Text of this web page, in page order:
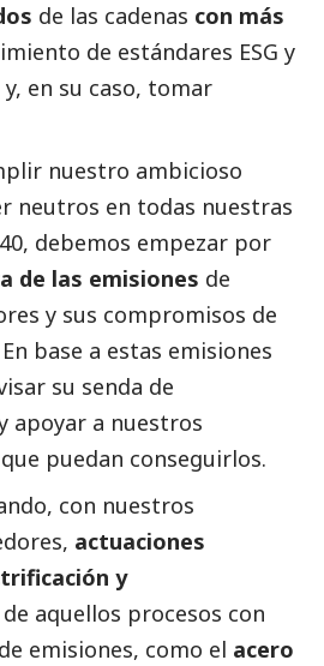
de las cadenas con más
de estándares ESG y
en su caso, tomar
nuestro ambicioso
neutros en todas nuestras
debemos empezar por
de las emisiones de
y sus compromisos de
base a estas emisiones
su senda de
apoyar a nuestros
puedan conseguirlos.
con nuestros
actuaciones
y
de aquellos procesos con
emisiones, como el acero